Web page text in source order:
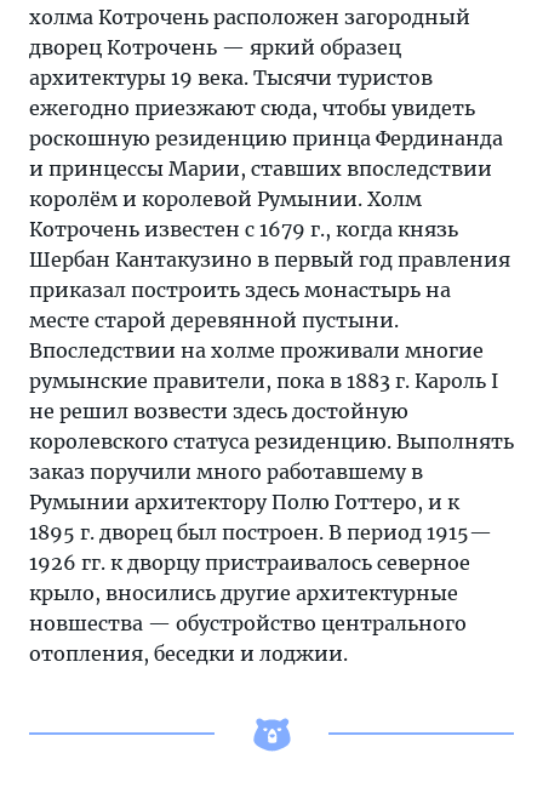
холма Котрочень расположен загородный
дворец Котрочень — яркий образец
архитектуры 19 века. Тысячи туристов
ежегодно приезжают сюда, чтобы увидеть
роскошную резиденцию принца Фердинанда
и принцессы Марии, ставших впоследствии
королём и королевой Румынии. Холм
Котрочень известен с 1679 г., когда князь
Шербан Кантакузино в первый год правления
приказал построить здесь монастырь на
месте старой деревянной пустыни.
Впоследствии на холме проживали многие
румынские правители, пока в 1883 г. Кароль I
не решил возвести здесь достойную
королевского статуса резиденцию. Выполнять
заказ поручили много работавшему в
Румынии архитектору Полю Готтеро, и к
1895 г. дворец был построен. В период 1915—
1926 гг. к дворцу пристраивалось северное
крыло, вносились другие архитектурные
новшества — обустройство центрального
отопления, беседки и лоджии.